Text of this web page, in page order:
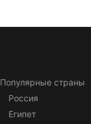
Популярные страны
Россия
Египет